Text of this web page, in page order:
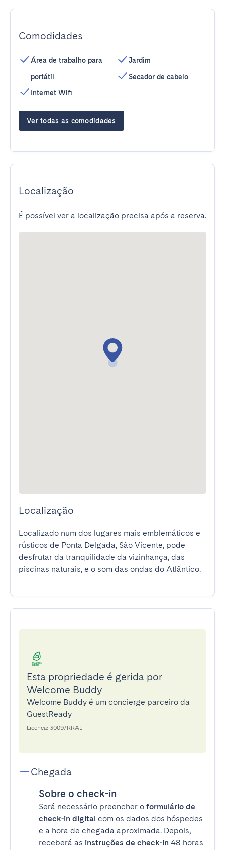
Comodidades
Área de trabalho para
portátil
Internet Wifi
Jardim
Secador de cabelo
Ver todas as comodidades
Localização
É possível ver a localização precisa após a reserva.
Localização
Localizado num dos lugares mais emblemáticos e
rústicos de Ponta Delgada, São Vicente, pode
desfrutar da tranquilidade da vizinhança, das
piscinas naturais, e o som das ondas do Atlântico.
Esta propriedade é gerida por
Welcome Buddy
Welcome Buddy é um concierge parceiro da
GuestReady
Licença: 3009/RRAL
Chegada
Sobre o check-in
Será necessário preencher o formulário de
check-in digital com os dados dos hóspedes
e a hora de chegada aproximada. Depois,
receberá as instruções de check-in 48 horas